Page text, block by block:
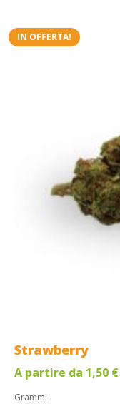
IN OFFERTA!
Strawberry
A partire da 1,50 €
Grammi